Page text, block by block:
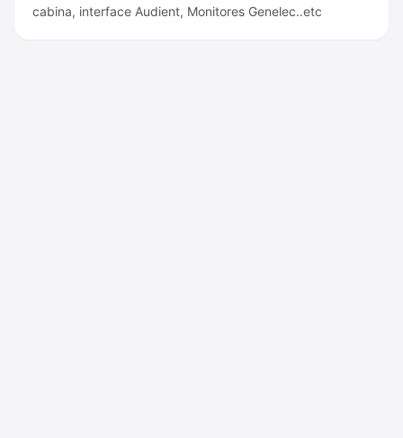
cabina, interface Audient, Monitores Genelec..etc